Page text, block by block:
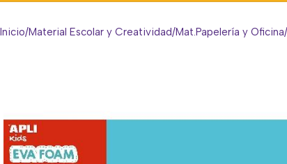
Inicio Material Escolar y Creatividad Mat.Papelería y Oficina